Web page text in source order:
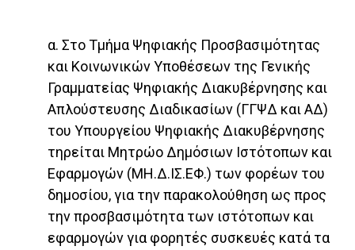
α. Στο Τμήμα Ψηφιακής Προσβασιμότητας
και Κοινωνικών Υποθέσεων της Γενικής
Γραμματείας Ψηφιακής Διακυβέρνησης και
Απλούστευσης Διαδικασίων (ΓΓΨΔ και ΑΔ)
του Υπουργείου Ψηφιακής Διακυβέρνησης
τηρείται Μητρώο Δημόσιων Ιστότοπων και
Εφαρμογών (ΜΗ.Δ.ΙΣ.ΕΦ.) των φορέων του
δημοσίου, για την παρακολούθηση ως προς
την προσβασιμότητα των ιστότοπων και
εφαρμογών για φορητές συσκευές κατά τα